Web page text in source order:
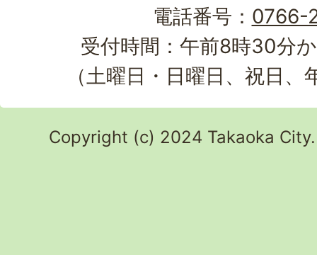
電話番号： 0766-
受付時間：午前8時30分
（土曜日・日曜日、祝日
Copyright (c) 2024 Takaoka